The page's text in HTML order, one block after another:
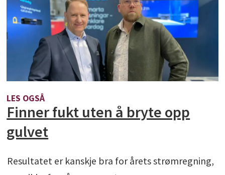
LES OGSÅ
Finner fukt uten å bryte opp
gulvet
Resultatet er kanskje bra for årets strømregning,